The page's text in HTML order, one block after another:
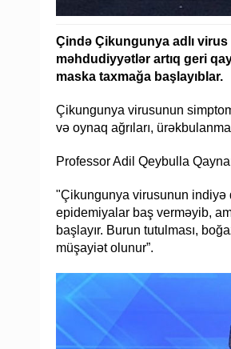
Çində Çikungunya adlı virus
məhdudiyyətlər artıq geri
maska taxmağa başlayıblar.
Çikungunya virusunun
və oynaq ağrıları,
Professor Adil Qeybulla
"Çikungunya virusunun indiyə
epidemiyalar baş verməyib,
başlayır. Burun tutulması,
müşayiət olunur”.